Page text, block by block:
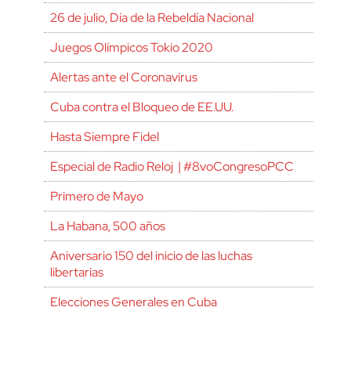
26 de julio, Día de la Rebeldía Nacional
Juegos Olímpicos Tokio 2020
Alertas ante el Coronavirus
Cuba contra el Bloqueo de EE.UU.
Hasta Siempre Fidel
Especial de Radio Reloj | #8voCongresoPCC
Primero de Mayo
La Habana, 500 años
Aniversario 150 del inicio de las luchas
libertarias
Elecciones Generales en Cuba